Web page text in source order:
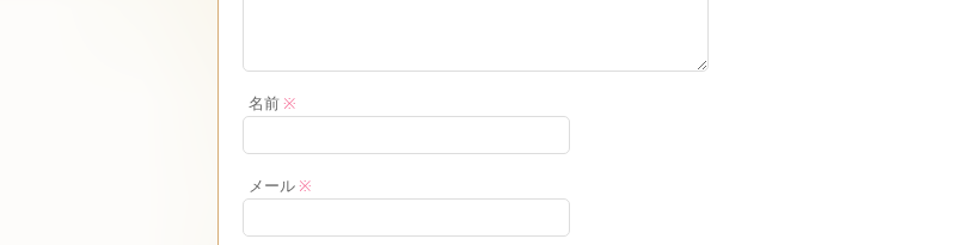
名前※
メール※